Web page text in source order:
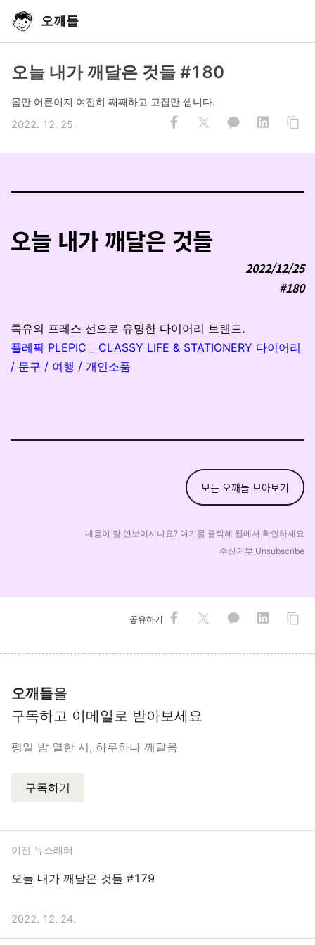
오깨들
오늘 내가 깨달은 것들 #180
몸만 어른이지 여전히 째째하고 고집만 셉니다.
2022. 12. 25.
오늘 내가 깨달은 것들
2022/12/25
#180
특유의 프레스 선으로 유명한 다이어리 브랜드.
플레픽 PLEPIC _ CLASSY LIFE & STATIONERY 다이어리
/ 문구 / 여행 / 개인소품
모든 오깨들 모아보기
내용이 잘 안보이시나요? 여기를 클릭해 웹에서 확인하세요
수신거부 Unsubscribe
공유하기
오깨들을
구독하고 이메일로 받아보세요
평일 밤 열한 시, 하루하나 깨달음
구독하기
이전 뉴스레터
오늘 내가 깨달은 것들 #179
2022. 12. 24.